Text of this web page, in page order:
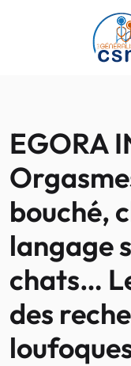
Passer au contenu
EGORA
bouché,
langage
chats…
des